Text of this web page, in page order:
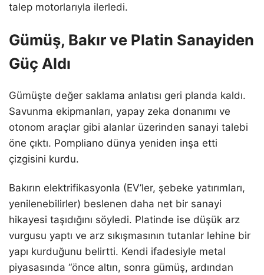
talep motorlarıyla ilerledi.
Gümüş, Bakır ve Platin Sanayiden
Güç Aldı
Gümüşte değer saklama anlatısı geri planda kaldı.
Savunma ekipmanları, yapay zeka donanımı ve
otonom araçlar gibi alanlar üzerinden sanayi talebi
öne çıktı. Pompliano dünya yeniden inşa etti
çizgisini kurdu.
Bakırın elektrifikasyonla (EV’ler, şebeke yatırımları,
yenilenebilirler) beslenen daha net bir sanayi
hikayesi taşıdığını söyledi. Platinde ise düşük arz
vurgusu yaptı ve arz sıkışmasının tutanlar lehine bir
yapı kurduğunu belirtti. Kendi ifadesiyle metal
piyasasında “önce altın, sonra gümüş, ardından